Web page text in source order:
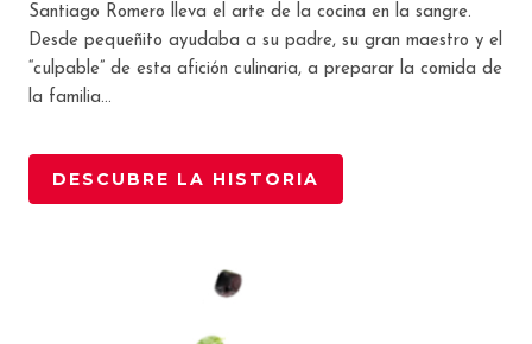
Santiago Romero lleva el arte de la cocina en la sangre.
Desde pequeñito ayudaba a su padre, su gran maestro y el
“culpable” de esta afición culinaria, a preparar la comida de
la familia…
DESCUBRE LA HISTORIA